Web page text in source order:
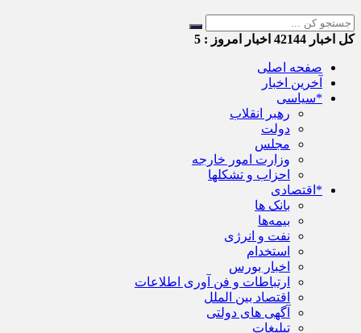
کل اخبار اخبار امروز : 5
صفحه اصلی
آخرین اخبار
*سیاسی
رهبر انقلاب
دولت
مجلس
وزارت امور خارجه
احزاب و تشکلها
*اقتصادی
بانک ها
بیمه‌ها
نفت و انرژی
استخدام
اخبار بورس
ارتباطات و فن آوری اطلاعات
اقتصاد بین الملل
آگهی های دولتی
تبلیغات